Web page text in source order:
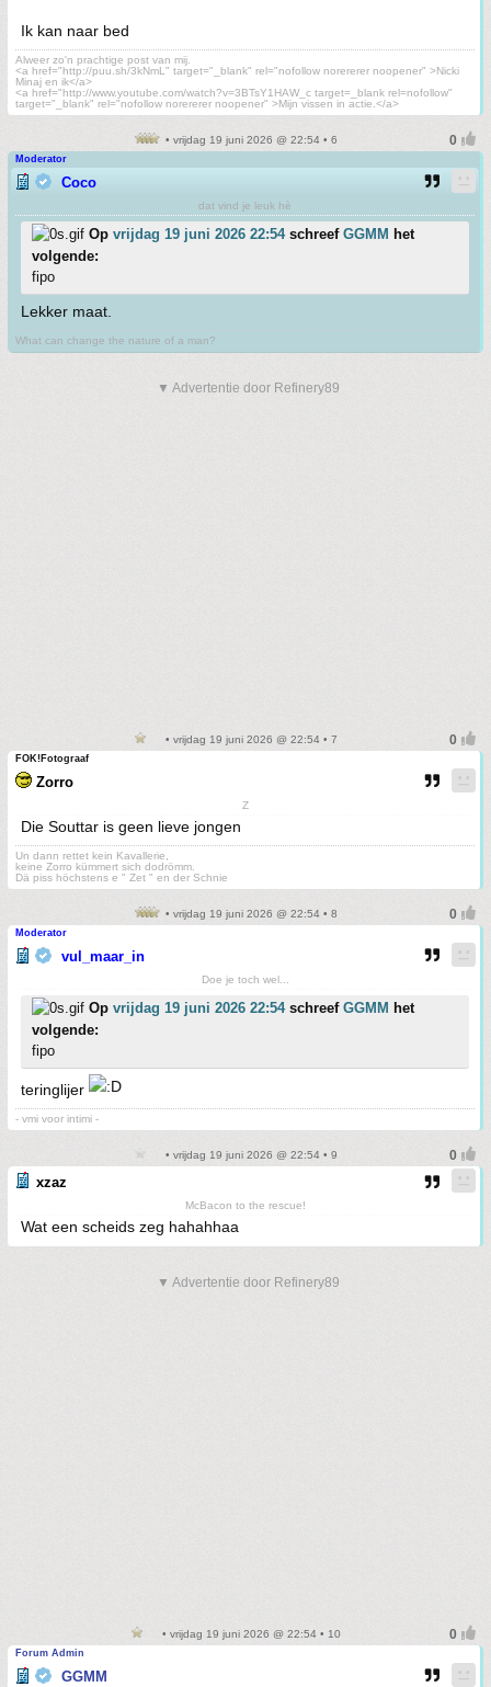
Ik kan naar bed
Alweer zo'n prachtige post van mij.
<a href="http://puu.sh/3kNmL" target="_blank" rel="nofollow norererer noopener" >Nicki
Minaj en ik</a>
<a href="http://www.youtube.com/watch?v=3BTsY1HAW_c target=_blank rel=nofollow"
target="_blank" rel="nofollow norererer noopener" >Mijn vissen in actie.</a>
• vrijdag 19 juni 2026 @ 22:54 • 6
Moderator
Coco
dat vind je leuk hè
Op vrijdag 19 juni 2026 22:54schreef GGMM het
volgende:
fipo
Lekker maat.
What can change the nature of a man?
▼ Advertentie door Refinery89
• vrijdag 19 juni 2026 @ 22:54 • 7
FOK!Fotograaf
Zorro
Z
Die Souttar is geen lieve jongen
Un dann rettet kein Kavallerie,
keine Zorro kümmert sich dodrömm.
Dä piss höchstens e " Zet " en der Schnie
• vrijdag 19 juni 2026 @ 22:54 • 8
Moderator
vul_maar_in
Doe je toch wel...
Op vrijdag 19 juni 2026 22:54schreef GGMM het
volgende:
fipo
teringlijer
- vmi voor intimi -
• vrijdag 19 juni 2026 @ 22:54 • 9
xzaz
McBacon to the rescue!
Wat een scheids zeg hahahhaa
▼ Advertentie door Refinery89
• vrijdag 19 juni 2026 @ 22:54 • 10
Forum Admin
GGMM